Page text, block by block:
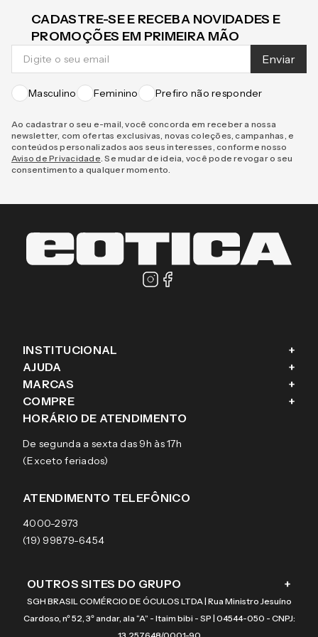
CADASTRE-SE E RECEBA NOVIDADES E
PROMOÇÕES EM PRIMEIRA MÃO
Enviar
Masculino Feminino Prefiro não responder
Ao cadastrar o seu e-mail, você concorda em receber a nossa
newsletter, com ofertas exclusivas, novas coleções, campanhas, e
conteúdos personalizados aos seus interesses, conforme nosso
Aviso de Privacidade . Se mudar de ideia, você pode revogar o seu
consentimento a qualquer momento.
INSTITUCIONAL +
Sobre a eÓtica
Aviso de privacidade
Termos e condições de uso
AJUDA +
Trocas e Devoluções
Pagamentos
Garantias
MARCAS +
Ray-Ban
Tecnol
Arnette
Burberry
COMPRE +
Óculos de sol
Lentes de contato
HORÁRIO DE ATENDIMENTO
De segunda a sexta das 9h às 17h
(Exceto feriados)
ATENDIMENTO TELEFÔNICO
4000-2973
(19) 99879-6454
OUTROS SITES DO GRUPO +
SGH BRASIL COMÉRCIO DE ÓCULOS LTDA | Rua Ministro Jesuíno
Cardoso, nº 52, 3º andar, ala “A” - Itaim bibi - SP | 04544-050 - CNPJ: